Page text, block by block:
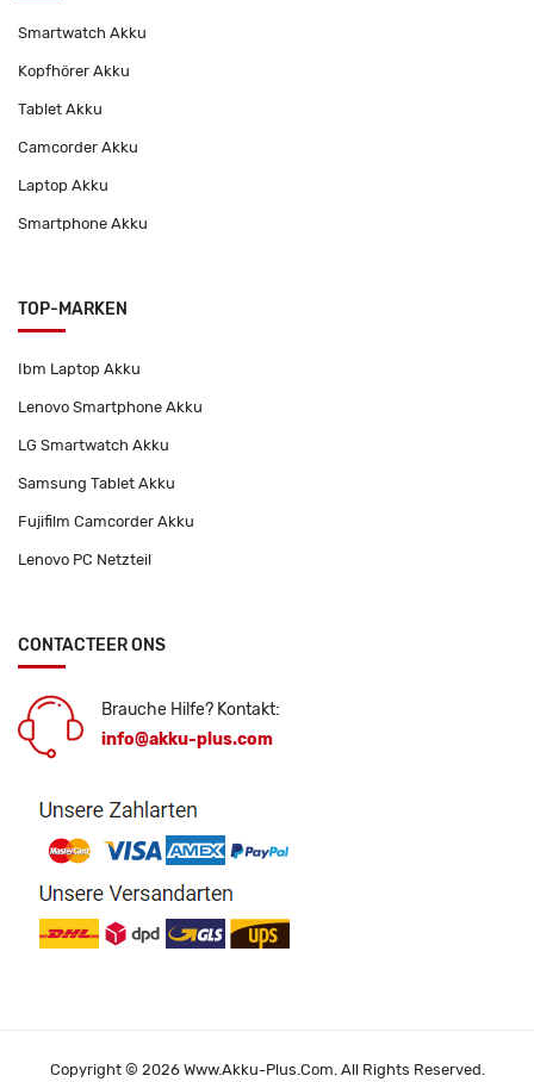
Smartwatch Akku
Kopfhörer Akku
Tablet Akku
Camcorder Akku
Laptop Akku
Smartphone Akku
TOP-MARKEN
Ibm Laptop Akku
Lenovo Smartphone Akku
LG Smartwatch Akku
Samsung Tablet Akku
Fujifilm Camcorder Akku
Lenovo PC Netzteil
CONTACTEER ONS
Brauche Hilfe? Kontakt:
info@akku-plus.com
Copyright © 2026 Www.akku-Plus.com. All Rights Reserved.